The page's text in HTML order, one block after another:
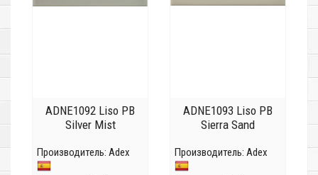
ADNE1092 Liso PB
Silver Mist
Производитель: Adex
ADNE1093 Liso PB
Sierra Sand
Производитель: Adex